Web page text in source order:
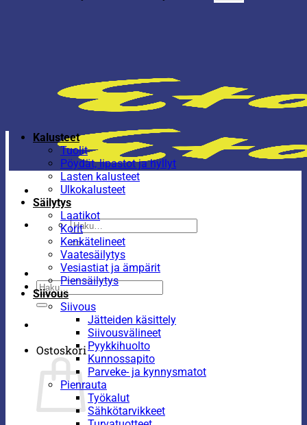
Etsi:
Etsi:
Ostoskori
Kalusteet
Tuolit
Pöydät, lipastot ja hyllyt
Lasten kalusteet
Ulkokalusteet
Säilytys
Laatikot
Korit
Kenkätelineet
Vaatesäilytys
Vesiastiat ja ämpärit
Piensäilytys
Siivous
Siivous
Jätteiden käsittely
Siivousvälineet
Pyykkihuolto
Kunnossapito
Parveke- ja kynnysmatot
Pienrauta
Työkalut
Sähkötarvikkeet